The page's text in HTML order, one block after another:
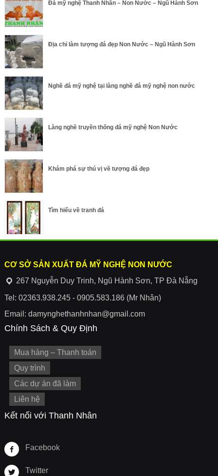
Đá mỹ nghệ Thanh Nhân – Non Nước – Ngũ Hành Sơn
Địa chỉ làm tượng đá đẹp Non Nước – Ngũ Hành Sơn
Nghề đá mỹ nghệ tại làng nghề đá mỹ nghệ non nước
Làng nghề truyền thống đá mỹ nghệ Non Nước
Khám phá sự thú vị về tượng đá đẹp
Tìm hiểu về tranh đá
CƠ SỞ SẢN XUẤT ĐÁ MỸ NGHỆ NON NƯỚC
267 Nguyễn Duy Trinh, Ngũ Hành Sơn, TP Đà Nẵng
Tel: 02363.938.245 - 0905.583.186 (Mr Nhân)
Email: damynghethanhnhan@gmail.com
Chính Sách & Quy Định
Mua hàng – Thanh toán
Quy trình
Các dự án đã làm
Liên hệ
Kết nối với Thanh Nhân
Facebook
Twitter